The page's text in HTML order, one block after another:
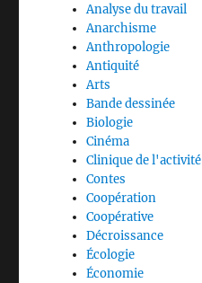
Analyse du travail
Anarchisme
Anthropologie
Antiquité
Arts
Bande dessinée
Biologie
Cinéma
Clinique de l'activité
Contes
Coopération
Coopérative
Décroissance
Écologie
Économie